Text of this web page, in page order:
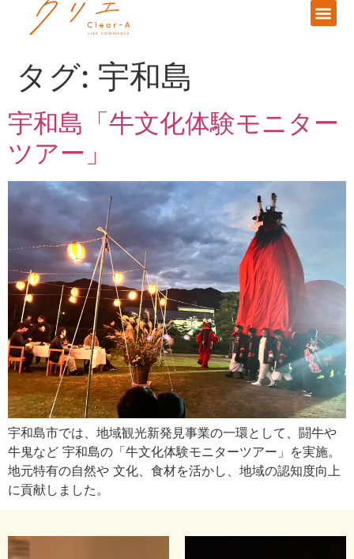
タグ: 宇和島
宇和島「牛文化体験モニター
ツアー」
宇和島市では、地域観光新発見事業の一環として、闘牛や
牛鬼など 宇和島の「牛文化体験モニターツアー」を実施。
地元特有の自然や 文化、食材を活かし、地域の認知度向上
に貢献しました。